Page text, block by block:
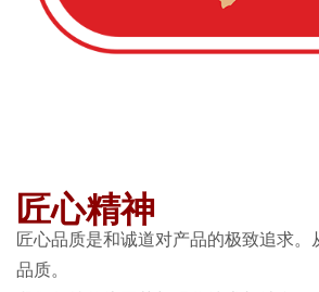
匠心精神
匠心品质是和诚道对产品的极致追求
品质。